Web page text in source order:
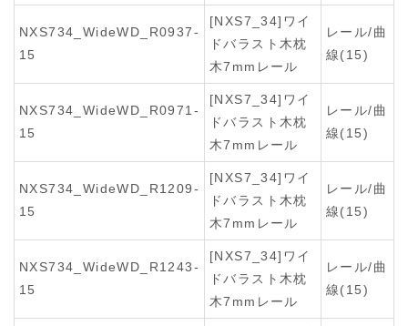
NXS734_WideWD_R0937-
15
[NXS7_34]ワイ
ドバラスト木枕
木7mmレール
レール/曲
線(15)
NXS734_WideWD_R0971-
15
[NXS7_34]ワイ
ドバラスト木枕
木7mmレール
レール/曲
線(15)
NXS734_WideWD_R1209-
15
[NXS7_34]ワイ
ドバラスト木枕
木7mmレール
レール/曲
線(15)
NXS734_WideWD_R1243-
15
[NXS7_34]ワイ
ドバラスト木枕
木7mmレール
レール/曲
線(15)